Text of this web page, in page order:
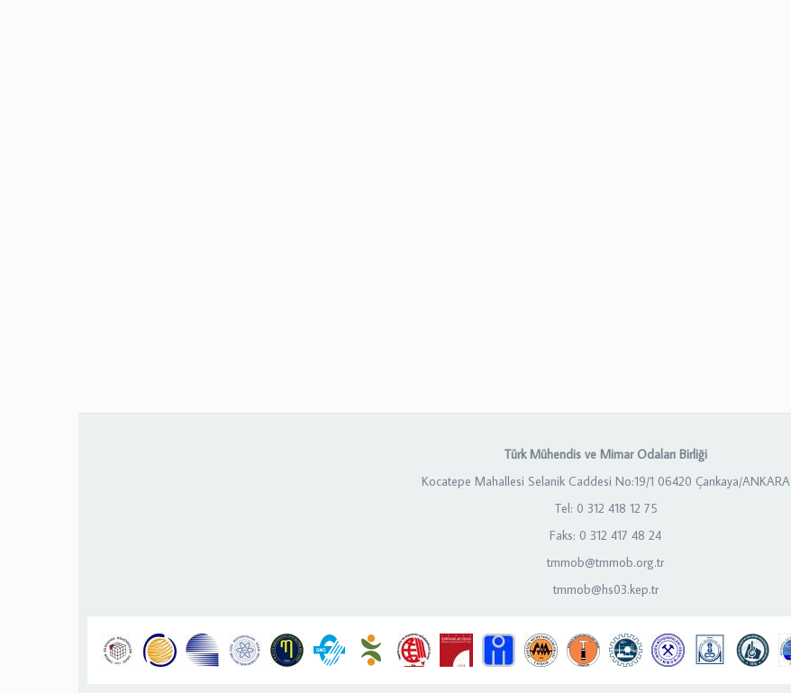
Türk Mühendis ve Mimar Odaları Birliği
Kocatepe Mahallesi Selanik Caddesi No:19/1 06420 Çankaya/ANKARA
Tel: 0 312 418 12 75
Faks: 0 312 417 48 24
tmmob@tmmob.org.tr
tmmob@hs03.kep.tr